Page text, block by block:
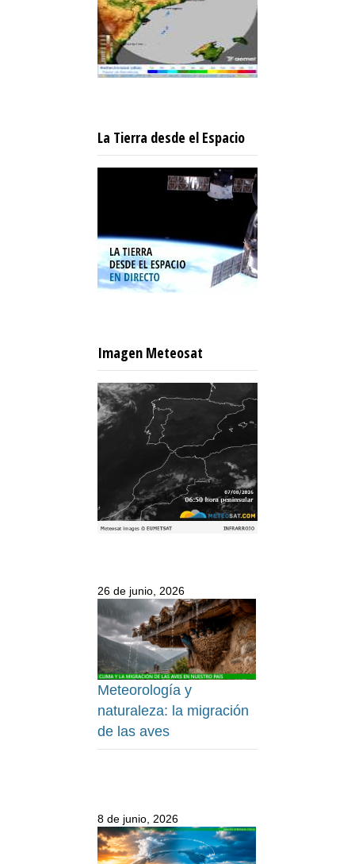
La Tierra desde el Espacio
Imagen Meteosat
26 de junio, 2026
Meteorología y
naturaleza: la migración
de las aves
8 de junio, 2026